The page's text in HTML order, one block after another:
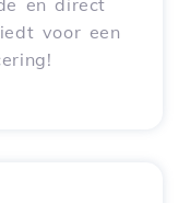
en direct
voor een